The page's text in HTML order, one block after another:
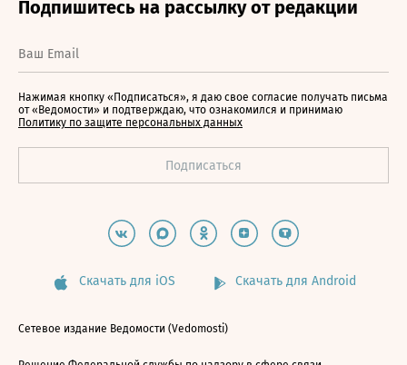
Нажимая кнопку «Подписаться», я даю свое согласие получать письма
от «Ведомости» и подтверждаю, что ознакомился и принимаю
Политику по защите персональных данных
Скачать для iOS Скачать для Android
Сетевое издание Ведомости (Vedomosti)